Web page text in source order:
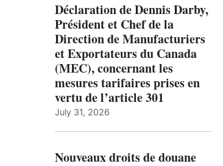
Déclaration de Dennis Darby,
Président et Chef de la
Direction de Manufacturiers
et Exportateurs du Canada
(MEC), concernant les
mesures tarifaires prises en
vertu de l’article 301
July 31, 2026
Nouveaux droits de douane